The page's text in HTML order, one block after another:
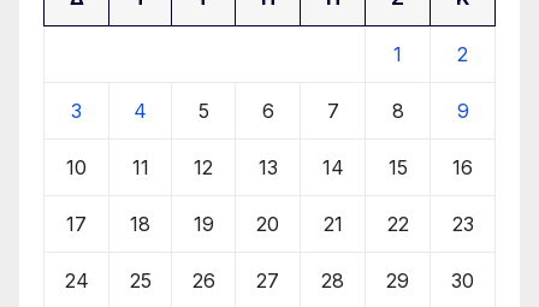
1 2
3 4 5 6 7 8 9
10 11 12 13 14 15 16
17 18 19 20 21 22 23
24 25 26 27 28 29 30